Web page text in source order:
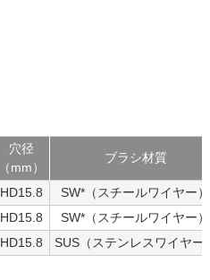
穴径
（mm）
ブラシ材質
HD15.8
SW*（スチールワイヤー）
HD15.8
SW*（スチールワイヤー）
HD15.8 SUS（ステンレスワイヤー